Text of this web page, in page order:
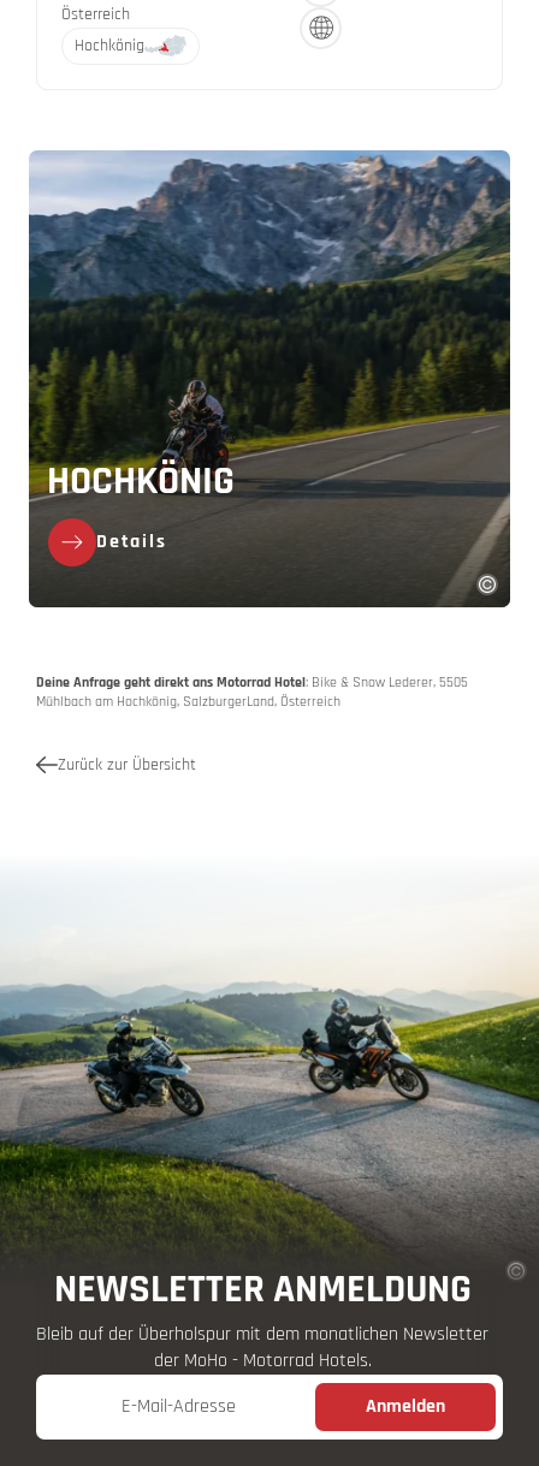
Österreich
Hochkönig
HOCHKÖNIG
Details
Deine Anfrage geht direkt ans Motorrad Hotel: Bike & Snow Lederer, 5505
Mühlbach am Hochkönig, SalzburgerLand, Österreich
Zurück zur Übersicht
NEWSLETTER ANMELDUNG
Bleib auf der Überholspur mit dem monatlichen Newsletter
der MoHo - Motorrad Hotels.
E-Mail-Adresse
Anmelden